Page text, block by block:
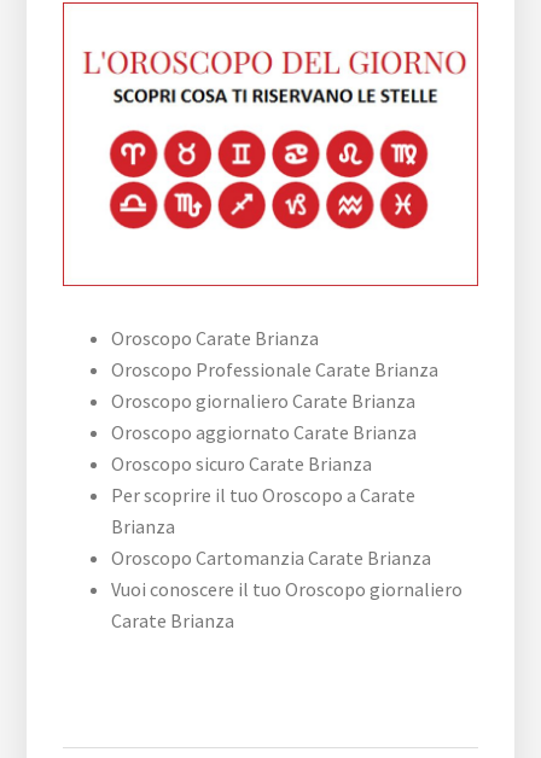
Oroscopo Carate Brianza
Oroscopo Professionale Carate Brianza
Oroscopo giornaliero Carate Brianza
Oroscopo aggiornato Carate Brianza
Oroscopo sicuro Carate Brianza
Per scoprire il tuo Oroscopo a Carate
Brianza
Oroscopo Cartomanzia Carate Brianza
Vuoi conoscere il tuo Oroscopo giornaliero
Carate Brianza